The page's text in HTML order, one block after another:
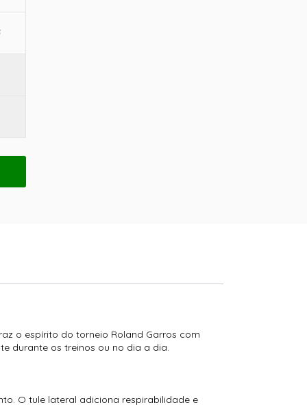
o espírito do torneio Roland Garros com
durante os treinos ou no dia a dia.
O tule lateral adiciona respirabilidade e